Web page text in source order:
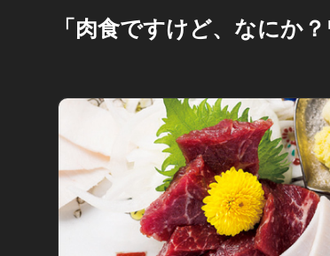
「肉食ですけど、なにか